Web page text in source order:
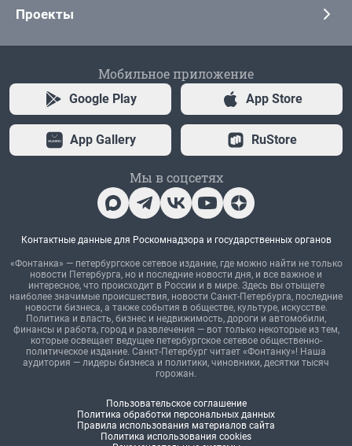
Проекты
Мобильное приложение
Google Play App Store
App Gallery RuStore
Мы в соцсетях
Контактные данные для Роскомнадзора и государственных органов
«Фонтанка» — петербургское сетевое издание, где можно найти не только
новости Петербурга, но и последние новости дня, и все важное и
интересное, что происходит в России и в мире. Здесь вы отыщете
наиболее значимые происшествия, новости Санкт-Петербурга, последние
новости бизнеса, а также события в обществе, культуре, искусстве.
Политика и власть, бизнес и недвижимость, дороги и автомобили,
финансы и работа, город и развлечения — вот только некоторые из тем,
которые освещает ведущее петербургское сетевое общественно-
политическое издание. Санкт-Петербург читает «Фонтанку»! Наша
аудитория — лидеры бизнеса и политики, чиновники, десятки тысяч
горожан.
Пользовательское соглашение
Политика обработки персональных данных
Правила использования материалов сайта
Политика использования cookies